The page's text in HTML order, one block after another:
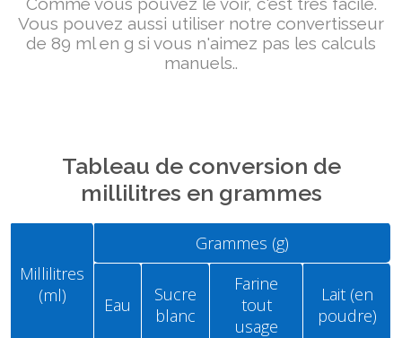
Vous pouvez aussi utiliser notre convertisseur
de 89 ml en g si vous n'aimez pas les calculs
manuels..
Tableau de conversion de
millilitres en grammes
Millilitres
(ml)
Grammes (g)
Eau
Sucre
blanc
Farine
tout
usage
Lait (en
poudre)